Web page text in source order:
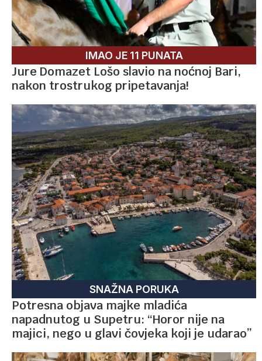
IMAO JE 11 PUNATA
Jure Domazet Lošo slavio na noćnoj Bari,
nakon trostrukog pripetavanja!
SNAŽNA PORUKA
Potresna objava majke mladića
napadnutog u Supetru: “Horor nije na
majici, nego u glavi čovjeka koji je udarao”